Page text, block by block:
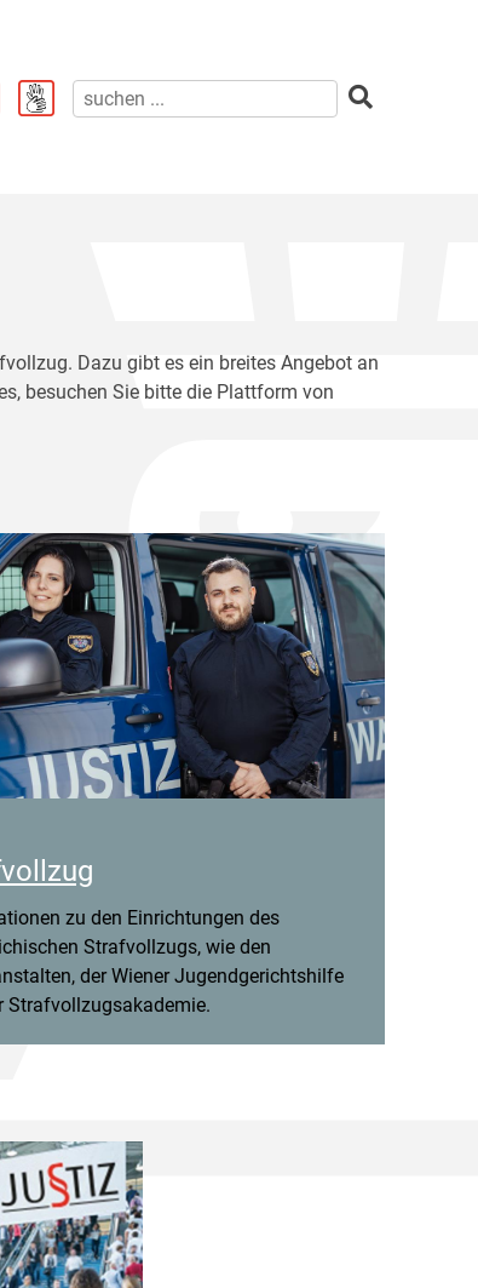
Dazu gibt es ein breites Angebot an
besuchen Sie bitte die Plattform von
zu den Einrichtungen des
Strafvollzugs, wie den
der Wiener Jugendgerichtshilfe
Strafvollzugsakademie.